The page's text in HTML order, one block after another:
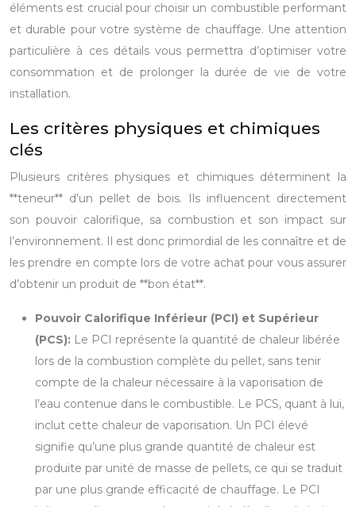
éléments est crucial pour choisir un combustible performant
et durable pour votre système de chauffage. Une attention
particulière à ces détails vous permettra d’optimiser votre
consommation et de prolonger la durée de vie de votre
installation.
Les critères physiques et chimiques
clés
Plusieurs critères physiques et chimiques déterminent la
**teneur** d’un pellet de bois. Ils influencent directement
son pouvoir calorifique, sa combustion et son impact sur
l’environnement. Il est donc primordial de les connaître et de
les prendre en compte lors de votre achat pour vous assurer
d’obtenir un produit de **bon état**.
Pouvoir Calorifique Inférieur (PCI) et Supérieur
(PCS): Le PCI représente la quantité de chaleur libérée
lors de la combustion complète du pellet, sans tenir
compte de la chaleur nécessaire à la vaporisation de
l’eau contenue dans le combustible. Le PCS, quant à lui,
inclut cette chaleur de vaporisation. Un PCI élevé
signifie qu’une plus grande quantité de chaleur est
produite par unité de masse de pellets, ce qui se traduit
par une plus grande efficacité de chauffage. Le PCI